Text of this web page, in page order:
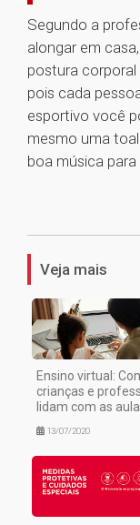
Segundo a
alongar em
postura corporal
pois cada
esportivo você
mesmo uma
boa música para
Veja mais
Ensino virtual:
crianças e
lidam com as
13/07/2020